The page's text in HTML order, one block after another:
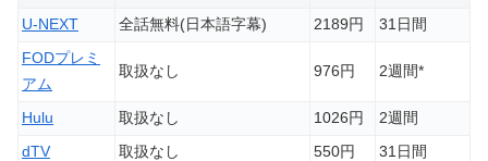
U-NEXT 全話無料(日本語字幕) 2189円 31日間
FODプレミ
アム
取扱なし 976円 2週間*
Hulu 取扱なし 1026円 2週間
dTV 取扱なし 550円 31日間